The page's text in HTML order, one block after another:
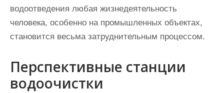
водоотведения любая жизнедеятельность
человека, особенно на промышленных объектах,
становится весьма затруднительным процессом.
Перспективные станции
водоочистки